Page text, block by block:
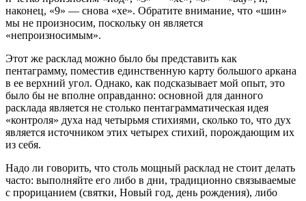
наконец, «9» — снова «хе». Обратите внимание, что «шин»
мы не произносим, поскольку он является
«непроизносимым».
Этот же расклад можно было бы представить как
пентаграмму, поместив единственную карту большого аркана
в ее верхний угол. Однако, как подсказывает мой опыт, это
было бы не вполне оправданно: основной для данного
расклада является не столько пентаграмматическая идея
«контроля» духа над четырьмя стихиями, сколько то, что дух
является источником этих четырех стихий, порождающим их
из себя.
Надо ли говорить, что столь мощный расклад не стоит делать
часто: выполняйте его либо в дни, традиционно связываемые
с прорицанием (святки, Новый год, день рождения), либо